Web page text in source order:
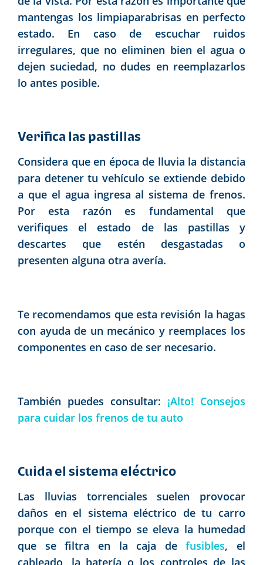
mantengas los limpiaparabrisas en perfecto
estado. En caso de escuchar ruidos
irregulares, que no eliminen bien el agua o
dejen suciedad, no dudes en reemplazarlos
lo antes posible.
Verifica las pastillas
Considera que en época de lluvia la distancia
para detener tu vehículo se extiende debido
a que el agua ingresa al sistema de frenos.
Por esta razón es fundamental que
verifiques el estado de las pastillas y
descartes que estén desgastadas o
presenten alguna otra avería.
Te recomendamos que esta revisión la hagas
con ayuda de un mecánico y reemplaces los
componentes en caso de ser necesario.
También puedes consultar: ¡Alto! Consejos
para cuidar los frenos de tu auto
Cuida el sistema eléctrico
Las lluvias torrenciales suelen provocar
daños en el sistema eléctrico de tu carro
porque con el tiempo se eleva la humedad
que se filtra en la caja defusibles, el
cableado, la batería o los controles de las